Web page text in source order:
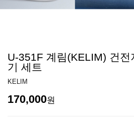
U-351F 계림(KELIM) 건전
기 세트
KELIM
170,000원